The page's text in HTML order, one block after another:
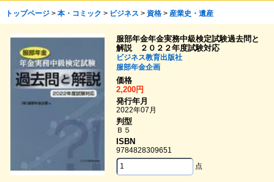
トップページ> 本・コミック > ビジネス > 資格> 産業史・遺産
服部年金年金実務中級検定試験過去問と
解説 ２０２２年度試験対応
ビジネス教育出版社
服部年金企画
価格
2,200円
発行年月
2022年07月
判型
Ｂ５
ISBN
9784828309651
点